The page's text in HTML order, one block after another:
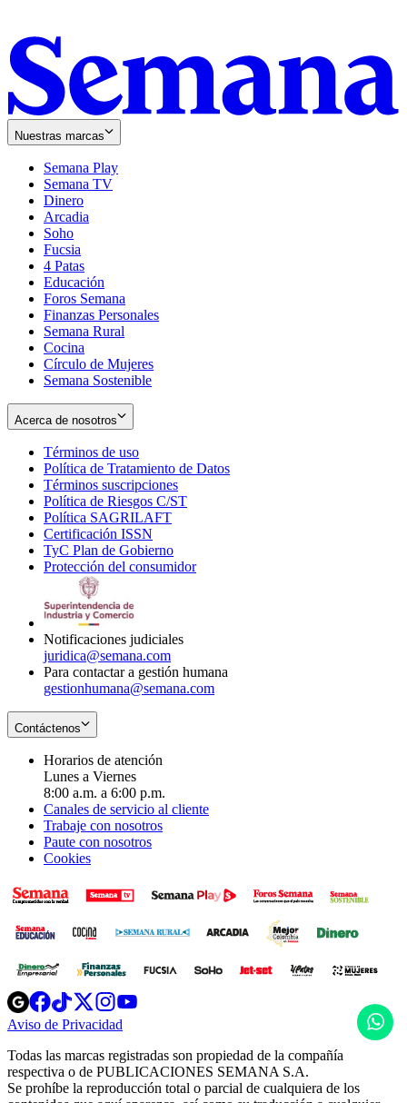
Nuestras marcas
Semana Play
Semana TV
Dinero
Arcadia
Soho
in
new
window
Fucsia
in
new
window
4 Patas
Educación
Foros Semana
Finanzas Personales
Semana Rural
Cocina
Círculo de Mujeres
Semana Sostenible
Acerca de nosotros
Términos de uso
in
new
window
Política de Tratamiento de Datos
Términos suscripciones
in
Política de Riesgos C/ST
Política SAGRILAFT
new
window
Certificación ISSN
in
new
TyC Plan de Gobierno
in
Protección del consumidorOpens
Notificaciones judiciales
juridica@semana.com
Para contactar a gestión humana
gestionhumana@semana.com
Contáctenos
Horarios de atención
Lunes a Viernes
8:00 a.m. a 6:00 p.m.
Canales de servicio al cliente
Trabaje con nosotros
Paute con nosotros
Cookies
Opens
in
new
Opens
in
new
Opens
in
new
window
Opens
new
windowwindow
Aviso de Privacidad
new
window
Todas las marcas registradas son propiedad de la compañía
respectiva o de PUBLICACIONES SEMANA S.A.
Se prohíbe la reproducción total o parcial de cualquiera de los